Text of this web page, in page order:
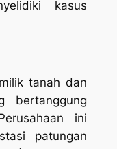
kasus
tanah dan
bertanggung
ini
patungan